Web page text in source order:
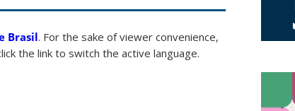
Brasil. For the sake of viewer convenience,
the link to switch the active language.